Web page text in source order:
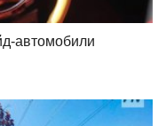
автомобили